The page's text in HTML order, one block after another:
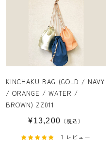
KINCHAKU BAG (GOLD / NAVY
/ ORANGE / WATER /
BROWN) ZZ011
¥13,200 （税込）
1 レビュー